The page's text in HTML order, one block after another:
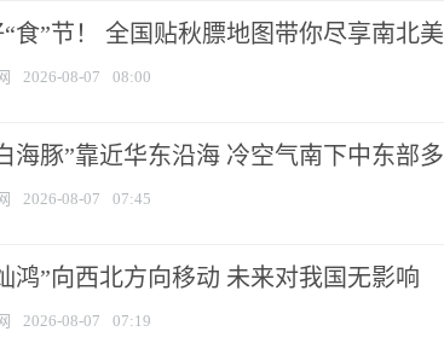
“食”节！ 全国贴秋膘地图带你尽享南北
2026-08-07 08:00
海豚”靠近华东沿海 冷空气南下中东部
2026-08-07 07:45
鸿”向西北方向移动 未来对我国无影响
2026-08-07 07:19